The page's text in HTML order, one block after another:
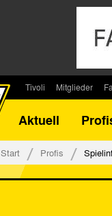
Tivoli
Stadionsprecher
Mitglieder
Kontakt
Aktuell
Start Profis